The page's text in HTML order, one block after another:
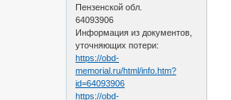
Пензенской обл.
64093906
Информация из документов,
уточняющих потери:
https://obd-
memorial.ru/html/info.htm?
id=64093906
https://obd-